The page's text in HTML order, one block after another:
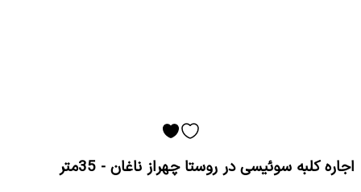
اجاره کلبه سوئیسی در روستا چهراز ناغان - 35متر